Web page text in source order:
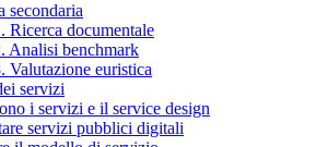
secondaria
Ricerca documentale
Analisi benchmark
Valutazione euristica
servizi
i servizi e il service design
servizi pubblici digitali